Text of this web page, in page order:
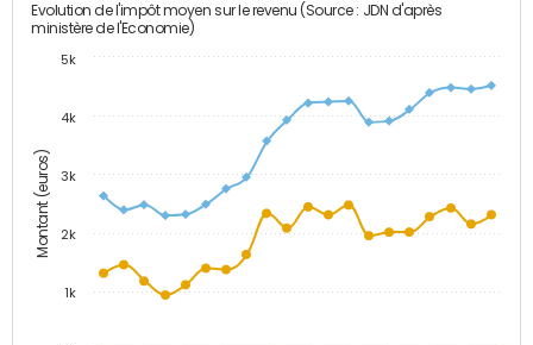
Montant (euros)
Evolution de l'impôt moyen sur le revenu (Source : JDN d'après
ministère de l'Economie)
1k
2k
3k
4k
5k